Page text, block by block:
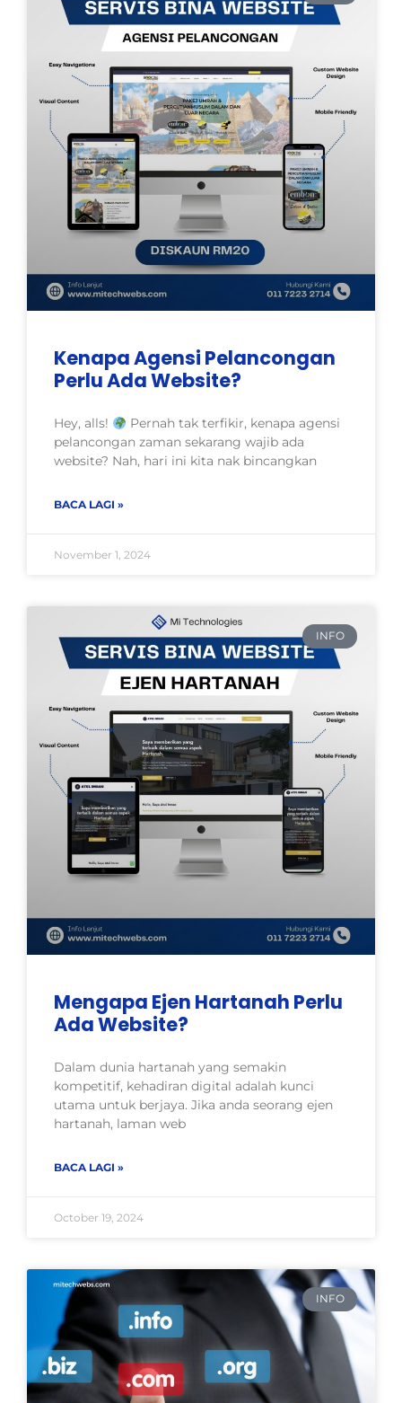
Kenapa Agensi Pelancongan
Perlu Ada Website?
Hey, alls!
Pernah tak terfikir, kenapa agensi
pelancongan zaman sekarang wajib ada
website? Nah, hari ini kita nak bincangkan
BACA LAGI »
November 1, 2024
INFO
Mengapa Ejen Hartanah Perlu
Ada Website?
Dalam dunia hartanah yang semakin
kompetitif, kehadiran digital adalah kunci
utama untuk berjaya. Jika anda seorang ejen
hartanah, laman web
BACA LAGI »
October 19, 2024
INFO